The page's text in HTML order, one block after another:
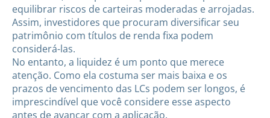
equilibrar riscos de carteiras moderadas e arrojadas.
Assim, investidores que procuram diversificar seu
patrimônio com títulos de renda fixa podem
considerá-las.
No entanto, a liquidez é um ponto que merece
atenção. Como ela costuma ser mais baixa e os
prazos de vencimento das LCs podem ser longos, é
imprescindível que você considere esse aspecto
antes de avançar com a aplicação.